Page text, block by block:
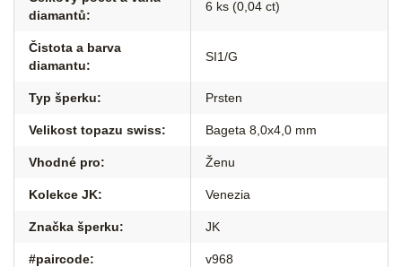
diamantů:
6 ks (0,04 ct)
Čistota a barva
diamantu:
SI1/G
Typ šperku: Prsten
Velikost topazu swiss: Bageta 8,0x4,0 mm
Vhodné pro: Ženu
Kolekce JK: Venezia
Značka šperku: JK
#paircode: v968